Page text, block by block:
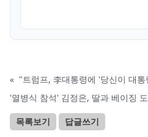
« "트럼프, 李대통령에 '당신이 대
'열병식 참석' 김정은, 딸과 베이징
목록보기 답글쓰기